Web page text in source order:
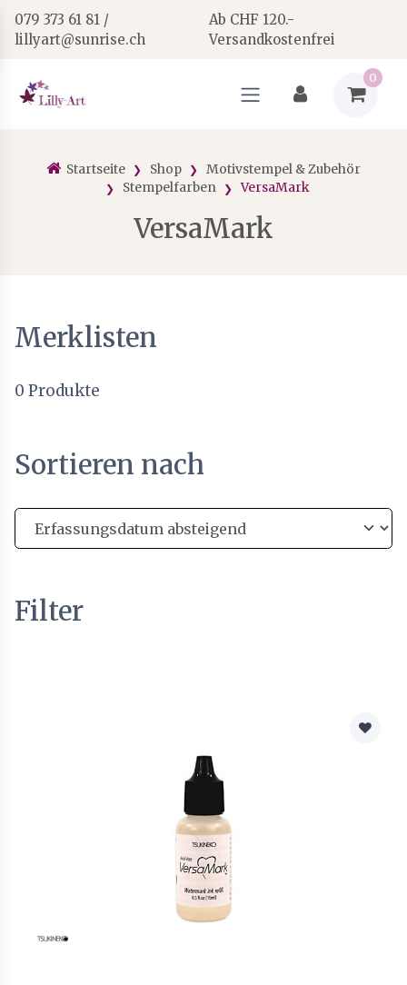
079 373 61 81 /
lillyart@sunrise.ch
Ab CHF 120.-
Versandkostenfrei
0
Startseite Shop
Motivstempel & Zubehör
Stempelfarben
VersaMark
VersaMark
Merklisten
0 Produkte
Sortieren nach
Filter